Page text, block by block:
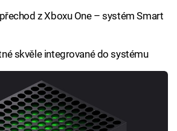
z Xboxu One – systém Smart
skvěle integrované do systému